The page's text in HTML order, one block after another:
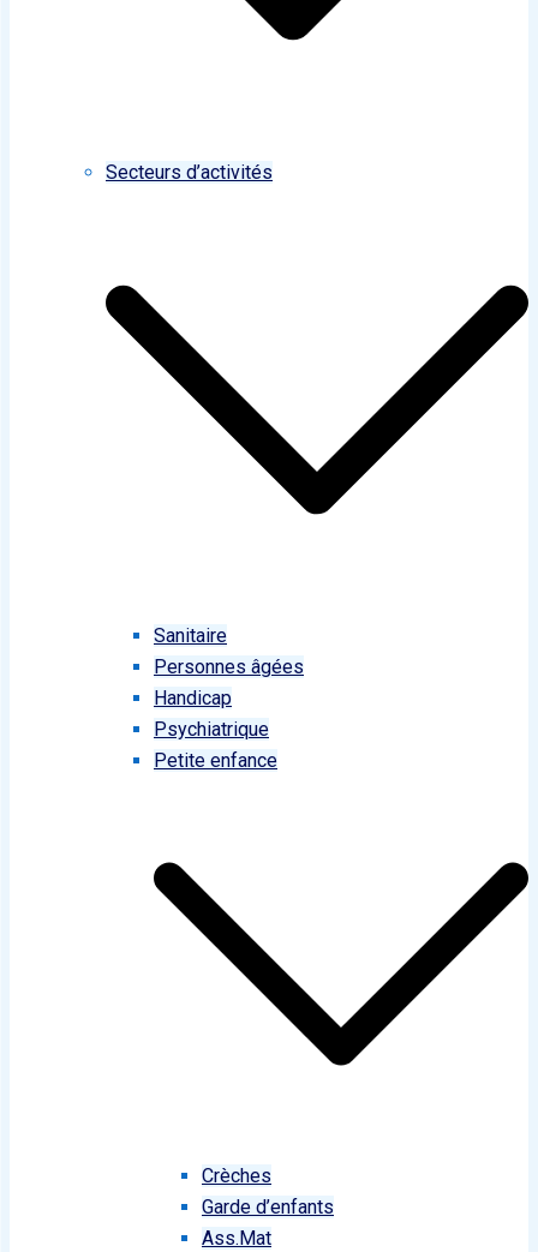
Secteurs d’activités
Sanitaire
Personnes âgées
Handicap
Psychiatrique
Petite enfance
Crèches
Garde d’enfants
Ass.Mat